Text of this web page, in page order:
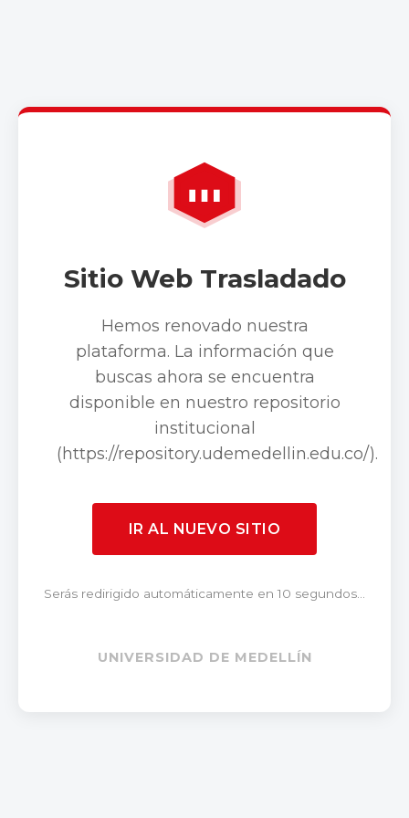
Sitio Web Trasladado
Hemos renovado nuestra
plataforma. La información que
buscas ahora se encuentra
disponible en nuestro repositorio
institucional
(https://repository.udemedellin.edu.co/).
IR AL NUEVO SITIO
Serás redirigido automáticamente en 10 segundos...
UNIVERSIDAD DE MEDELLÍN